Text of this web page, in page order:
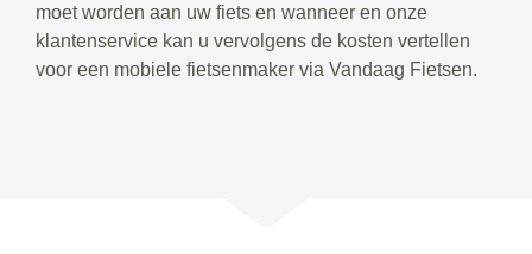
moet worden aan uw fiets en wanneer en onze
klantenservice kan u vervolgens de kosten vertellen
voor een mobiele fietsenmaker via Vandaag Fietsen.